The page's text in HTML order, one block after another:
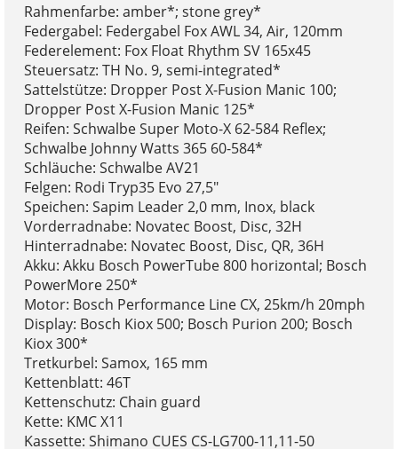
Rahmenfarbe: amber*; stone grey*
Federgabel: Federgabel Fox AWL 34, Air, 120mm
Federelement: Fox Float Rhythm SV 165x45
Steuersatz: TH No. 9, semi-integrated*
Sattelstütze: Dropper Post X-Fusion Manic 100;
Dropper Post X-Fusion Manic 125*
Reifen: Schwalbe Super Moto-X 62-584 Reflex;
Schwalbe Johnny Watts 365 60-584*
Schläuche: Schwalbe AV21
Felgen: Rodi Tryp35 Evo 27,5"
Speichen: Sapim Leader 2,0 mm, Inox, black
Vorderradnabe: Novatec Boost, Disc, 32H
Hinterradnabe: Novatec Boost, Disc, QR, 36H
Akku: Akku Bosch PowerTube 800 horizontal; Bosch
PowerMore 250*
Motor: Bosch Performance Line CX, 25km/h 20mph
Display: Bosch Kiox 500; Bosch Purion 200; Bosch
Kiox 300*
Tretkurbel: Samox, 165 mm
Kettenblatt: 46T
Kettenschutz: Chain guard
Kette: KMC X11
Kassette: Shimano CUES CS-LG700-11,11-50